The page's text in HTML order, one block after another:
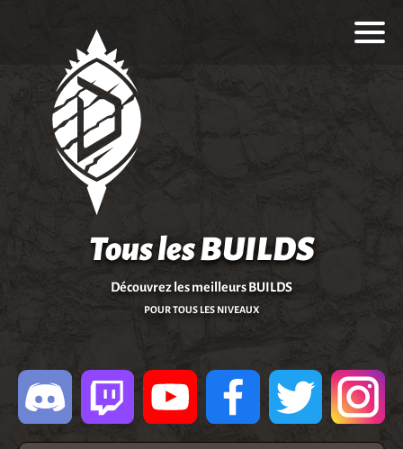
Tous les BUILDS
Découvrez les meilleurs BUILDS
POUR TOUS LES NIVEAUX